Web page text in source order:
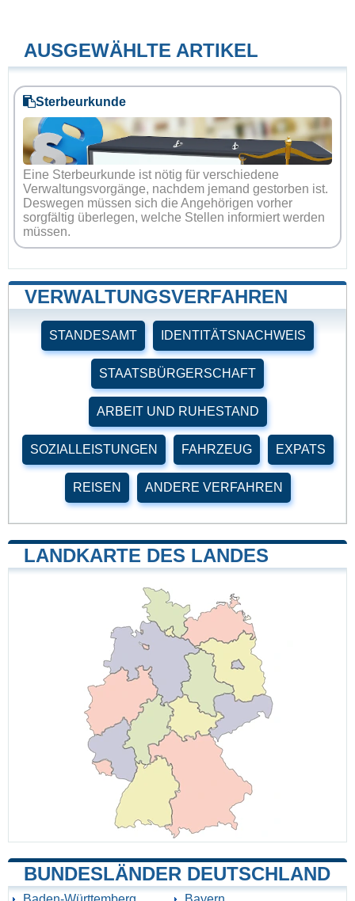
AUSGEWÄHLTE ARTIKEL
Sterbeurkunde
Eine Sterbeurkunde ist nötig für verschiedene
Verwaltungsvorgänge, nachdem jemand gestorben ist.
Deswegen müssen sich die Angehörigen vorher
sorgfältig überlegen, welche Stellen informiert werden
müssen.
VERWALTUNGSVERFAHREN
STANDESAMT IDENTITÄTSNACHWEIS
STAATSBÜRGERSCHAFT
ARBEIT UND RUHESTAND
SOZIALLEISTUNGEN FAHRZEUG EXPATS
REISEN ANDERE VERFAHREN
LANDKARTE DES LANDES
BUNDESLÄNDER DEUTSCHLAND